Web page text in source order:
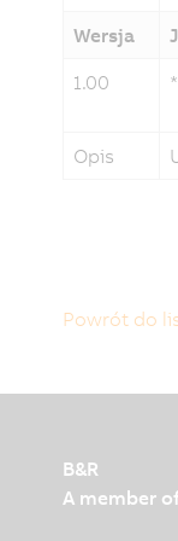
Wersja
1.00
*
Opis
Powrót do
B&R
A member